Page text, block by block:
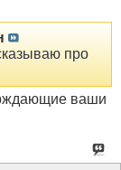
про
ваши